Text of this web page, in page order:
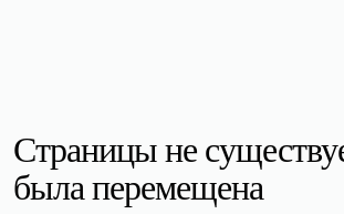
Страницы не
была перемещена